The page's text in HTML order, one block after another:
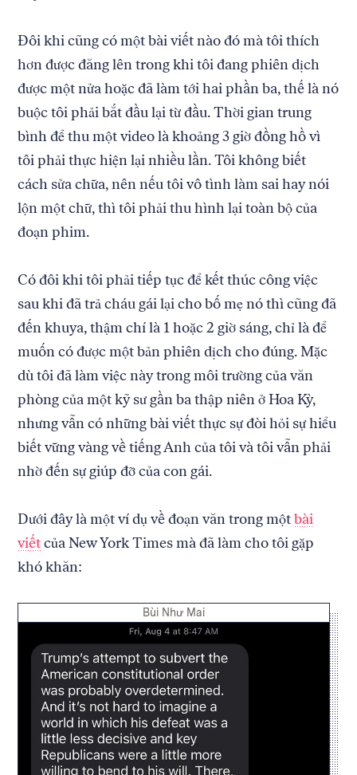
Đôi khi cũng có một bài viết nào đó mà tôi thích
hơn được đăng lên trong khi tôi đang phiên dịch
được một nửa hoặc đã làm tới hai phần ba, thế là nó
buộc tôi phải bắt đầu lại từ đầu. Thời gian trung
bình để thu một video là khoảng 3 giờ đồng hồ vì
tôi phải thực hiện lại nhiều lần. Tôi không biết
cách sửa chữa, nên nếu tôi vô tình làm sai hay nói
lộn một chữ, thì tôi phải thu hình lại toàn bộ của
đoạn phim.
Có đôi khi tôi phải tiếp tục để kết thúc công việc
sau khi đã trả cháu gái lại cho bố mẹ nó thì cũng đã
đến khuya, thậm chí là 1 hoặc 2 giờ sáng, chỉ là để
muốn có được một bản phiên dịch cho đúng. Mặc
dù tôi đã làm việc này trong môi trường của văn
phòng của một kỹ sư gần ba thập niên ở Hoa Kỳ,
nhưng vẫn có những bài viết thực sự đòi hỏi sự hiểu
biết vững vàng về tiếng Anh của tôi và tôi vẫn phải
nhờ đến sự giúp đỡ của con gái.
Dưới đây là một ví dụ về đoạn văn trong mộtbài
viếtcủa New York Times mà đã làm cho tôi gặp
khó khăn:
Credit:
Bùi Như Mai